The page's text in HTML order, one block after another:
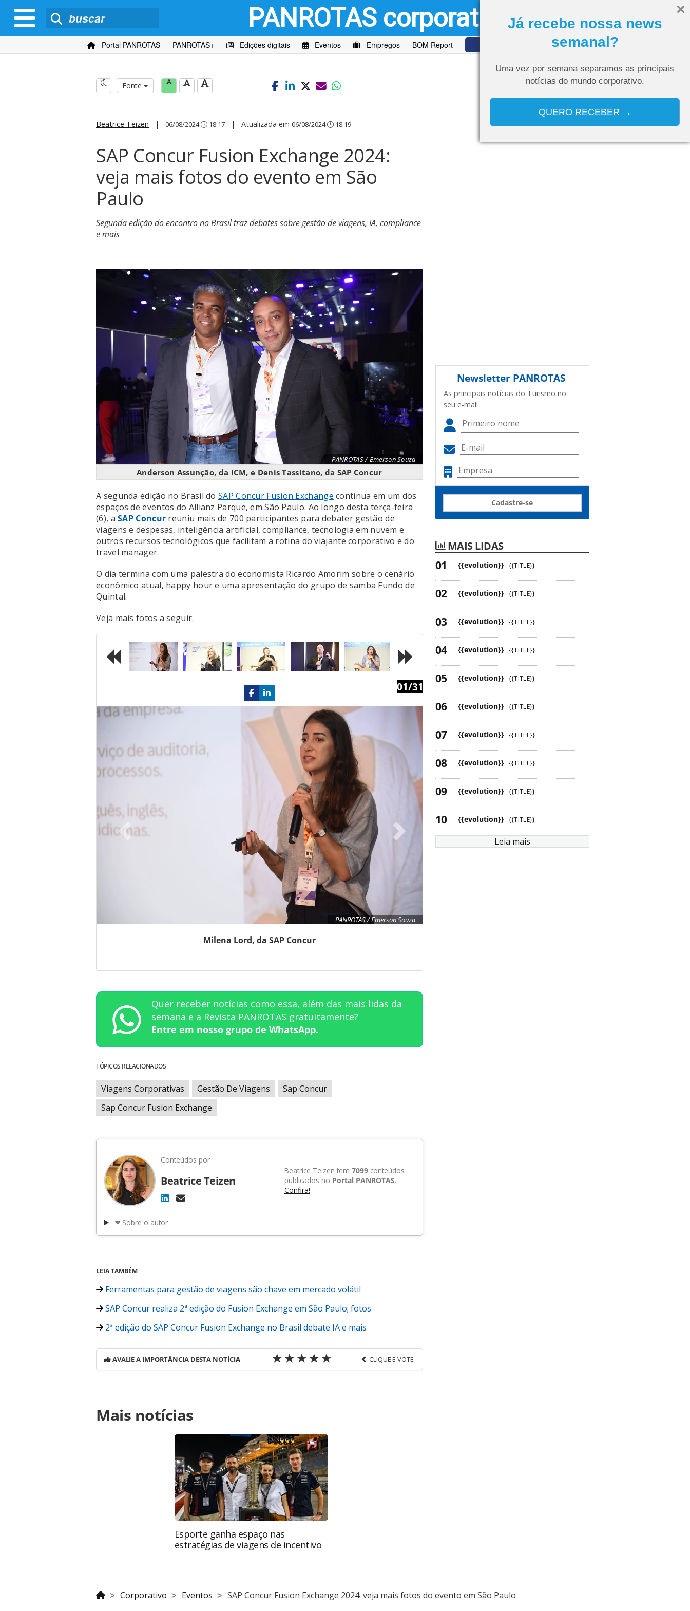
Já recebe nossa news
semanal?
Uma vez por semana separamos as principais
notícias do mundo corporativo.
QUERO RECEBER →
PANROTAS corporativo
Portal PANROTAS PANROTAS+ Edições digitais Eventos Empregos BOM Report Curso de IA
Fonte
Beatrice Teizen | 06/08/2024 18:17 | Atualizada em 06/08/2024 18:19
SAP Concur Fusion Exchange 2024:
veja mais fotos do evento em São
Paulo
Segunda edição do encontro no Brasil traz debates sobre gestão de viagens, IA, compliance
e mais
PANROTAS / Emerson Souza
Anderson Assunção, da ICM, e Denis Tassitano, da SAP Concur
A segunda edição no Brasil doSAP Concur Fusion Exchange continua em um dos
espaços de eventos do Allianz Parque, em São Paulo. Ao longo desta terça-feira
(6), aSAP Concur reuniu mais de 700 participantes para debater gestão de
viagens e despesas, inteligência artificial, compliance, tecnologia em nuvem e
outros recursos tecnológicos que facilitam a rotina do viajante corporativo e do
travel manager.
O dia termina com uma palestra do economista Ricardo Amorim sobre o cenário
econômico atual, happy hour e uma apresentação do grupo de samba Fundo de
Quintal.
Veja mais fotos a seguir.
PANROTAS / Emerson Souza
01/31
Milena Lord, da SAP Concur
Next
Quer receber notícias como essa, além das mais lidas da
semana e a Revista PANROTAS gratuitamente?
Entre em nosso grupo de WhatsApp.
TÓPICOS RELACIONADOS
Viagens Corporativas Gestão De Viagens
Sap Concur
Sap Concur Fusion Exchange
Conteúdos por
Beatrice Teizen
Beatrice Teizen tem 7099 conteúdos
publicados no Portal PANROTAS.
Confira!
Sobre o autor
LEIA TAMBÉM
Ferramentas para gestão de viagens são chave em mercado volátil
SAP Concur realiza 2ª edição do Fusion Exchange em São Paulo; fotos
2ª edição do SAP Concur Fusion Exchange no Brasil debate IA e mais
AVALIE A IMPORTÂNCIA DESTA NOTÍCIA CLIQUE E VOTE
https://www.panrotas.com.br/viagens-corporativas/eventos/2024/08/sap-concur-fusion-
exchange-2024-veja-mais-fotos-do-evento-em-sao-paulo_207904.html ou as
ferramentas oferecidas na página. Todo o conteúdo produzido pela PANROTAS Editora
é protegido pela legislação brasileira sobre direito autoral. Não reproduza o conteúdo
sem autorização da PANROTAS Editora (copyright@panrotas.com.br).
Mais notícias
Esporte ganha espaço nas
estratégias de viagens de incentivo
Newsletter PANROTAS
As principais notícias do Turismo no
seu e-mail
Cadastre-se
MAIS LIDAS
{{evolution}} {{TITLE}}
{{evolution}} {{TITLE}}
{{evolution}} {{TITLE}}
{{evolution}} {{TITLE}}
{{evolution}} {{TITLE}}
{{evolution}} {{TITLE}}
{{evolution}} {{TITLE}}
{{evolution}} {{TITLE}}
{{evolution}} {{TITLE}}
{{evolution}} {{TITLE}}
Leia mais
Corporativo Eventos SAP Concur Fusion Exchange 2024: veja mais fotos do evento em São Paulo